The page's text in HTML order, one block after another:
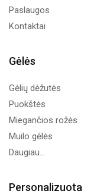
Paslaugos
Kontaktai
Gėlės
Gėlių dėžutės
Puokštės
Miegančios rožės
Muilo gėlės
Daugiau...
Personalizuota